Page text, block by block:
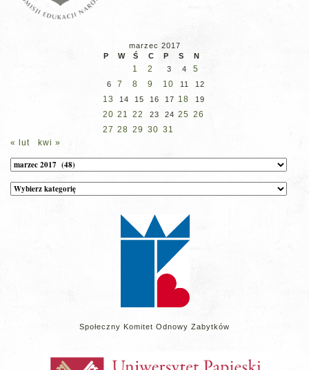
marzec 2017
P
W Ś C P S N
1 2 3 4 5
6 7 8 9 10 11 12
13 14 15 16 17 18 19
20 21 22 23 24 25 26
27 28 29 30 31
« lut
kwi »
Archiwum
Kategorie
wpisów
Społeczny Komitet Odnowy Zabytków